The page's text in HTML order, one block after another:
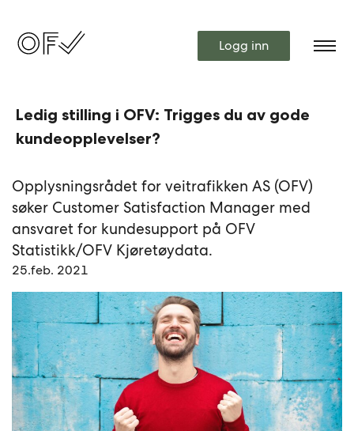
Logg inn
Ledig stilling i OFV: Trigges du av gode
kundeopplevelser?
Opplysningsrådet for veitrafikken AS (OFV)
søker Customer Satisfaction Manager med
ansvaret for kundesupport på OFV
Statistikk/OFV Kjøretøydata.
25.feb. 2021